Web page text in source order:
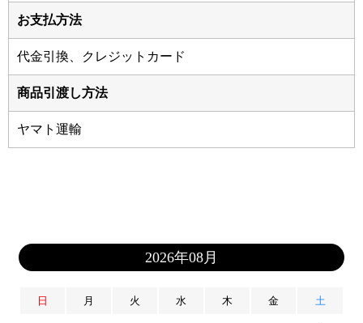
お支払方法
代金引換、クレジットカード
商品引渡し方法
ヤマト運輸
2026年08月
日 月 火 水 木 金 土